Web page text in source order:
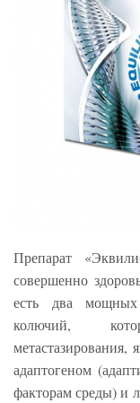
Препарат
совершенно
есть два мощных
колючий,
адаптогеном
факторам среды) и